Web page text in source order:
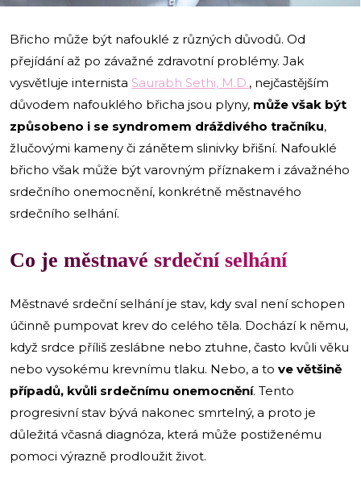
Břicho může být nafouklé z různých důvodů. Od
přejídání až po závažné zdravotní problémy. Jak
vysvětluje internista Saurabh Sethi, M.D., nejčastějším
důvodem nafouklého břicha jsou plyny, může však být
způsobeno i se syndromem dráždivého tračníku,
žlučovými kameny či zánětem slinivky břišní. Nafouklé
břicho však může být varovným příznakem i závažného
srdečního onemocnění, konkrétně městnavého
srdečního selhání.
Co je městnavé srdeční selhání
Městnavé srdeční selhání je stav, kdy sval není schopen
účinně pumpovat krev do celého těla. Dochází k němu,
když srdce příliš zeslábne nebo ztuhne, často kvůli věku
nebo vysokému krevnímu tlaku. Nebo, a to ve většině
případů, kvůli srdečnímu onemocnění. Tento
progresivní stav bývá nakonec smrtelný, a proto je
důležitá včasná diagnóza, která může postiženému
pomoci výrazně prodloužit život.